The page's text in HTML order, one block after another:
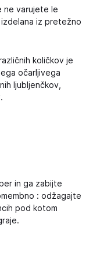
ne varujete le
iz pretežno
količkov je
očarljivega
ljubljenčkov,
in ga zabijte
: odžagajte
pod kotom